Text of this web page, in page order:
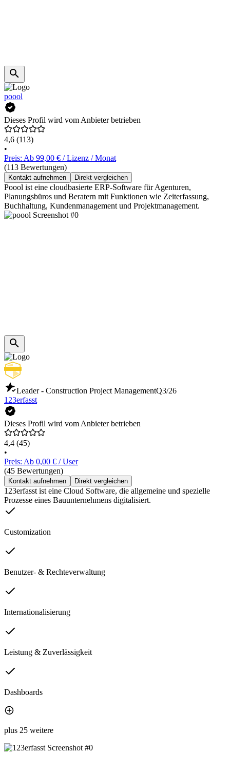
poool
Dieses Profil wird vom Anbieter betrieben
4,6 (113)
•
Preis: Ab 99,00 € / Lizenz / Monat
(113 Bewertungen)
Kontakt aufnehmen Direkt vergleichen
Poool ist eine cloudbasierte ERP-Software für Agenturen,
Planungsbüros und Beratern mit Funktionen wie Zeiterfassung,
Buchhaltung, Kundenmanagement und Projektmanagement.
Leader - Construction Project ManagementQ3/26
123erfasst
Dieses Profil wird vom Anbieter betrieben
4,4 (45)
•
Preis: Ab 0,00 € / User
(45 Bewertungen)
Kontakt aufnehmen Direkt vergleichen
123erfasst ist eine Cloud Software, die allgemeine und spezielle
Prozesse eines Bauunternehmens digitalisiert.
Customization
Benutzer- & Rechteverwaltung
Internationalisierung
Leistung & Zuverlässigkeit
Dashboards
plus 25 weitere